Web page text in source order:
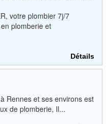
votre plombier 7j/7
plomberie et
Détails
Rennes et ses environs est
de plomberie, Il...